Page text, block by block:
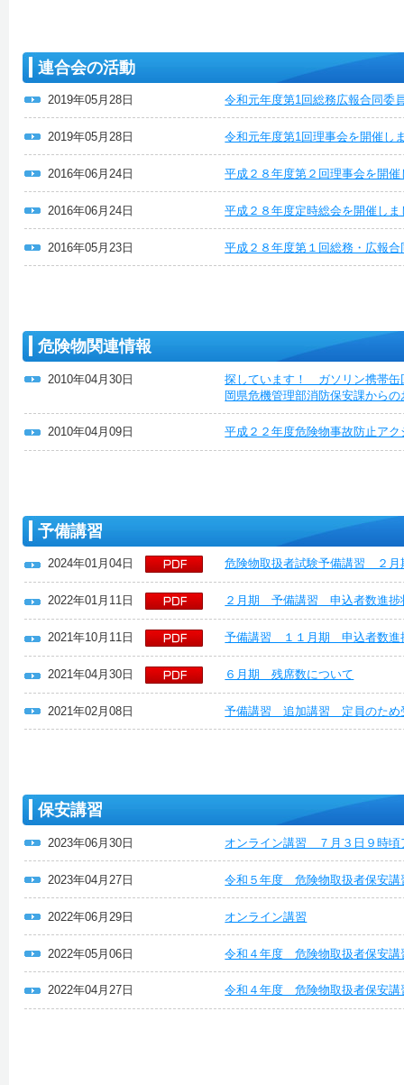
連合会の活動
2019年05月28日 令和元年度第1回総務広報合同委
2019年05月28日 令和元年度第1回理事会を開催し
2016年06月24日 平成２８年度第２回理事会を開催
2016年06月24日 平成２８年度定時総会を開催しま
2016年05月23日 平成２８年度第１回総務・広報
危険物関連情報
2010年04月30日
探しています！ ガソリン携帯缶
岡県危機管理部消防保安課から
2010年04月09日 平成２２年度危険物事故防止ア
予備講習
2024年01月04日 危険物取扱者試験予備講習 ２
2022年01月11日 ２月期 予備講習 申込者数進捗
2021年10月11日 予備講習 １１月期 申込者数進
2021年04月30日 ６月期 残席数について
2021年02月08日 予備講習 追加講習 定員のため
保安講習
2023年06月30日 オンライン講習 ７月３日９時頃
2023年04月27日 令和５年度 危険物取扱者保
2022年06月29日 オンライン講習
2022年05月06日 令和４年度 危険物取扱者保安
2022年04月27日 令和４年度 危険物取扱者保安講